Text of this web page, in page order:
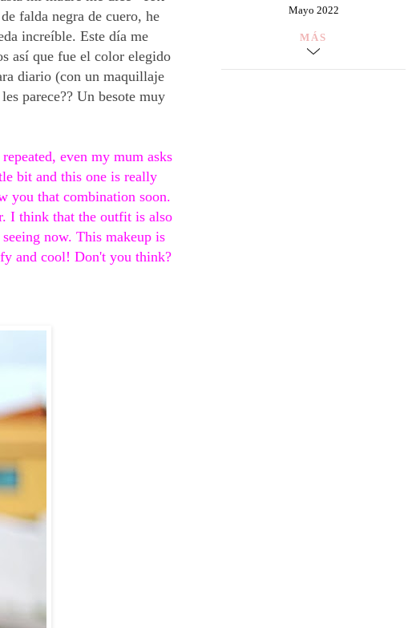
falda negra de cuero, he
increíble. Este día me
así que fue el color elegido
diario (con un maquillaje
parece?? Un besote muy
even my mum asks
bit and this one is really
you that combination soon.
I think that the outfit is also
now. This makeup is
and cool! Don't you think?
Mayo 2022
MÁS